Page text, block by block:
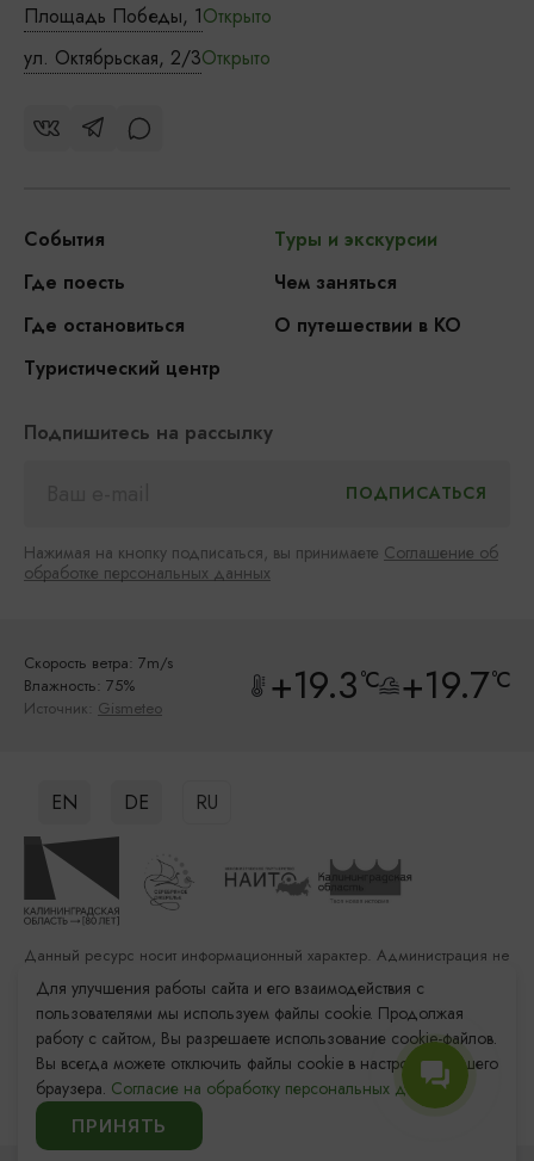
Площадь Победы, 1Открыто
ул. Октябрьская, 2/3Открыто
События
Туры и экскурсии
Где поесть
Чем заняться
Где остановиться
О путешествии в КО
Туристический центр
Подпишитесь на рассылку
Нажимая на кнопку подписаться, вы принимаете Соглашение об
обработке персональных данных
Скорость ветра: 7m/s
Влажность: 75%
Источник: Gismeteo +19.3°C +19.7°C
EN DE RU
© 2011–2026 «Туристский информационный центр
Калининградской области»
Данный ресурс носит информационный характер. Администрация не
несет ответственности за качество услуг, предоставленных
сторонними организациями
Разработка сайта: «Решение»
Продвижение сайта: Remarka Agency
Для улучшения работы сайта и его взаимодействия с
пользователями мы используем файлы cookie. Продолжая
работу с сайтом, Вы разрешаете использование cookie-файлов.
Вы всегда можете отключить файлы cookie в настройках Вашего
браузера. Согласие на обработку персональных данных.
ПРИНЯТЬ